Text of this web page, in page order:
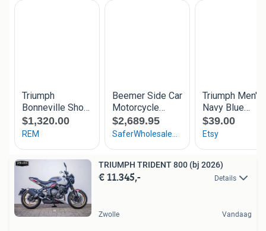
TRIUMPH TRIDENT 800 (bj 2026)
€ 11.345,- Details
Zwolle Vandaag